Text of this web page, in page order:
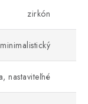
zirkón
minimalistický
nastaviteľné